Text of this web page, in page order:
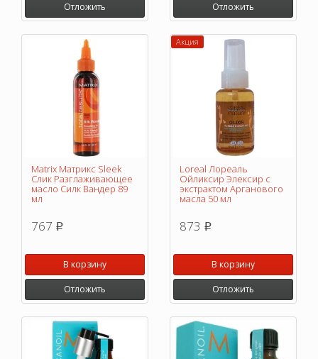
Отложить Отложить
Matrix Матрикс Sleek
Слик Разглаживающее
масло Силк Вандер 89
мл
767 p
В корзину
Отложить
Акция
Loreal Лореаль
Ойликсир Элексир с
экстрактом Арганового
масла 50 мл
873 p
В корзину
Отложить